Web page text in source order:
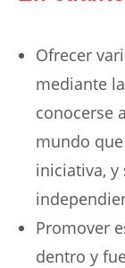
Ofrecer
mediante
conocerse
mundo
iniciativa, y
Promover
dentro y